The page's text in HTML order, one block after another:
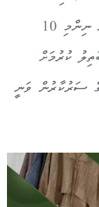
ކޮމިޓީން ނިންމި 10
ކުރުމަށް
ެ ސރކރން ވނ